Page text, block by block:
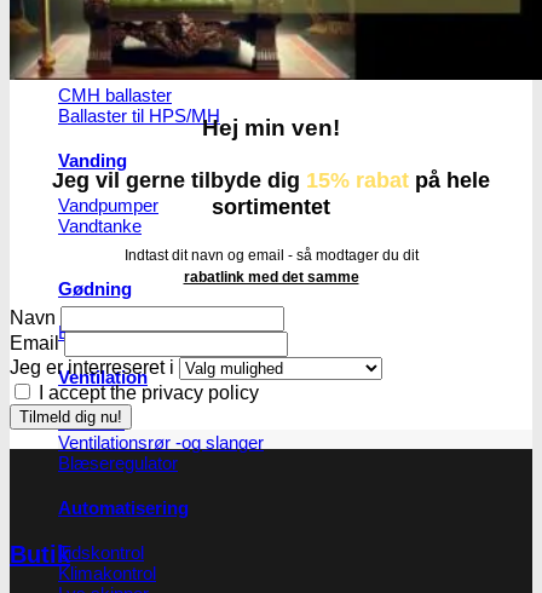
Strømforsygning
CMH ballaster
Ballaster til HPS/MH
Vanding
Vandpumper
Vandtanke
Gødning
Biobizz
Ventilation
Blæsere
Ventilationsrør -og slanger
Blæseregulator
Automatisering
Tidskontrol
Klimakontrol
Hej min ven!
Jeg vil gerne tilbyde dig 15% rabat på hele
sortimentet
Indtast dit navn og email - så modtager du dit
rabatlink med det samme
Navn
Email
Jeg er interreseret i
I accept the privacy policy
Butik